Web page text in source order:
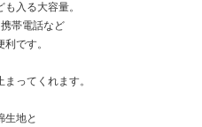
入る大容量。
帯電話など
です。
ってくれます。
生地と